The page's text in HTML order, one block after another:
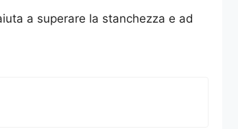
a superare la stanchezza e ad